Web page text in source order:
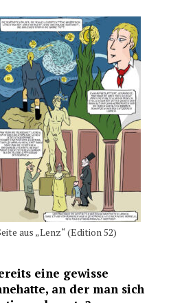
aus „Lenz“ (Edition 52)
eine gewisse
an der man sich